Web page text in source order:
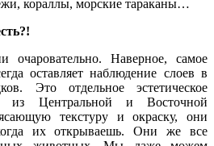
кораллы, морские тараканы…
Наверное, самое
оставляет наблюдение слоев в
Это отдельное эстетическое
из Центральной и Восточной
текстуру и окраску, они
их открываешь. Они же все